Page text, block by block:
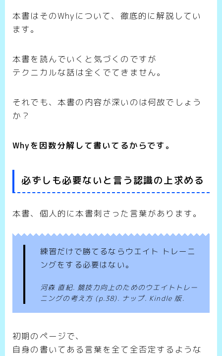
本書はそのWhyについて、徹底的に解説してい
ます。
本書を読んでいくと気づくのですが
テクニカルな話は全くでてきません。
それでも、本書の内容が深いのは何故でしょう
か？
Whyを因数分解して書いてるからです。
必ずしも必要ないと言う認識の上求める
本書、個人的に本書刺さった言葉があります。
練習だけで勝てるならウエイト トレーニ
ングをする必要はない。
河森 直紀. 競技力向上のためのウエイトトレー
ニングの考え方 (p.38). ナップ. Kindle 版.
初期のページで、
自身の書いてある言葉を全て全否定するような